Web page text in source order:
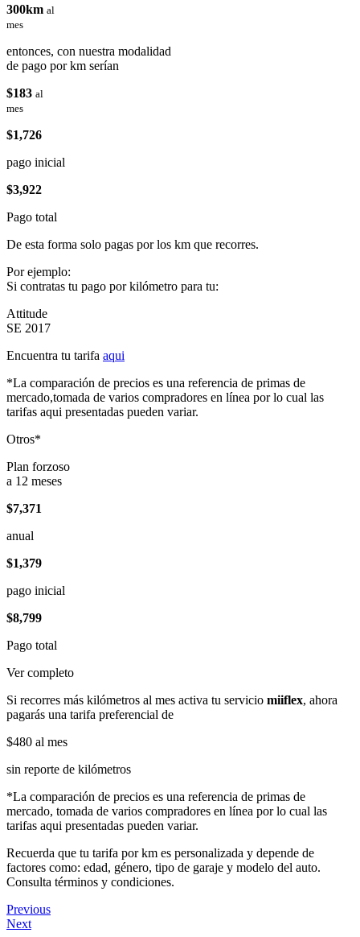
300km al
mes
entonces, con nuestra modalidad
de pago por km serían
$183 al
mes
$1,726
pago inicial
$3,922
Pago total
De esta forma solo pagas por los km que recorres.
Por ejemplo:
Si contratas tu pago por kilómetro para tu:
Attitude
SE 2017
Encuentra tu tarifa aqui
*La comparación de precios es una referencia de primas de
mercado,tomada de varios compradores en línea por lo cual las
tarifas aqui presentadas pueden variar.
Otros*
Plan forzoso
a 12 meses
$7,371
anual
$1,379
pago inicial
$8,799
Pago total
Ver completo
Si recorres más kilómetros al mes activa tu servicio miiflex, ahora
pagarás una tarifa preferencial de
$480 al mes
sin reporte de kilómetros
*La comparación de precios es una referencia de primas de
mercado, tomada de varios compradores en línea por lo cual las
tarifas aqui presentadas pueden variar.
Recuerda que tu tarifa por km es personalizada y depende de
factores como: edad, género, tipo de garaje y modelo del auto.
Consulta términos y condiciones.
Previous
Next